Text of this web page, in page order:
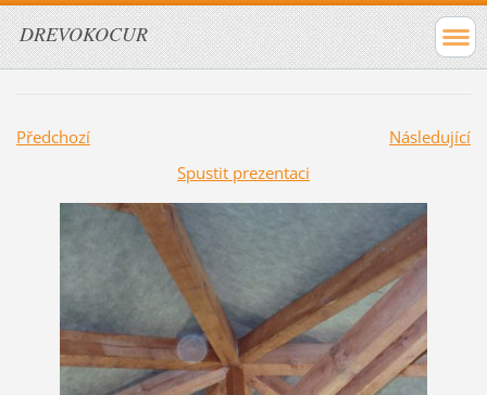
DREVOKOCUR
Předchozí
Následující
Spustit prezentaci